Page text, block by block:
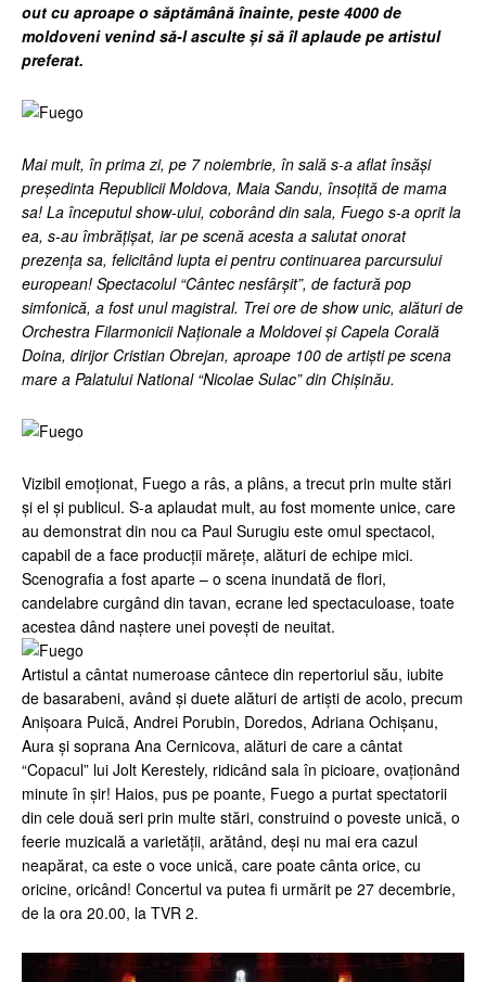
out cu aproape o săptămână înainte, peste 4000 de
moldoveni venind să-l asculte și să îl aplaude pe artistul
preferat.
Mai mult, în prima zi, pe 7 noiembrie, în sală s-a aflat însăși
președinta Republicii Moldova, Maia Sandu, însoțită de mama
sa! La începutul show-ului, coborând din sala, Fuego s-a oprit la
ea, s-au îmbrățișat, iar pe scenă acesta a salutat onorat
prezența sa, felicitând lupta ei pentru continuarea parcursului
european! Spectacolul “Cântec nesfârșit”, de factură pop
simfonică, a fost unul magistral. Trei ore de show unic, alături de
Orchestra Filarmonicii Naționale a Moldovei și Capela Corală
Doina, dirijor Cristian Obrejan, aproape 100 de artiști pe scena
mare a Palatului National “Nicolae Sulac” din Chișinău.
Vizibil emoționat, Fuego a râs, a plâns, a trecut prin multe stări
și el și publicul. S-a aplaudat mult, au fost momente unice, care
au demonstrat din nou ca Paul Surugiu este omul spectacol,
capabil de a face producții mărețe, alături de echipe mici.
Scenografia a fost aparte – o scena inundată de flori,
candelabre curgând din tavan, ecrane led spectaculoase, toate
acestea dând naștere unei povești de neuitat.
Artistul a cântat numeroase cântece din repertoriul său, iubite
de basarabeni, având și duete alături de artiști de acolo, precum
Anișoara Puică, Andrei Porubin, Doredos, Adriana Ochișanu,
Aura și soprana Ana Cernicova, alături de care a cântat
“Copacul” lui Jolt Kerestely, ridicând sala în picioare, ovaționând
minute în șir! Haios, pus pe poante, Fuego a purtat spectatorii
din cele două seri prin multe stări, construind o poveste unică, o
feerie muzicală a varietății, arătând, deși nu mai era cazul
neapărat, ca este o voce unică, care poate cânta orice, cu
oricine, oricând! Concertul va putea fi urmărit pe 27 decembrie,
de la ora 20.00, la TVR 2.